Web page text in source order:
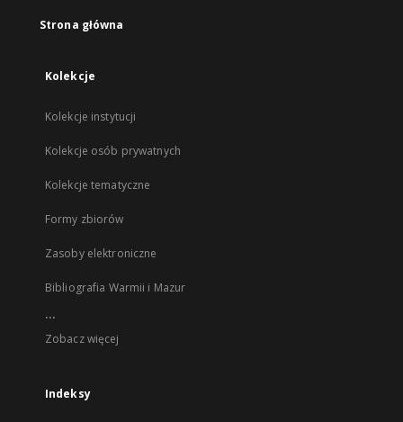
Strona główna
Kolekcje
Kolekcje instytucji
Kolekcje osób prywatnych
Kolekcje tematyczne
Formy zbiorów
Zasoby elektroniczne
Bibliografia Warmii i Mazur
...
Zobacz więcej
Indeksy